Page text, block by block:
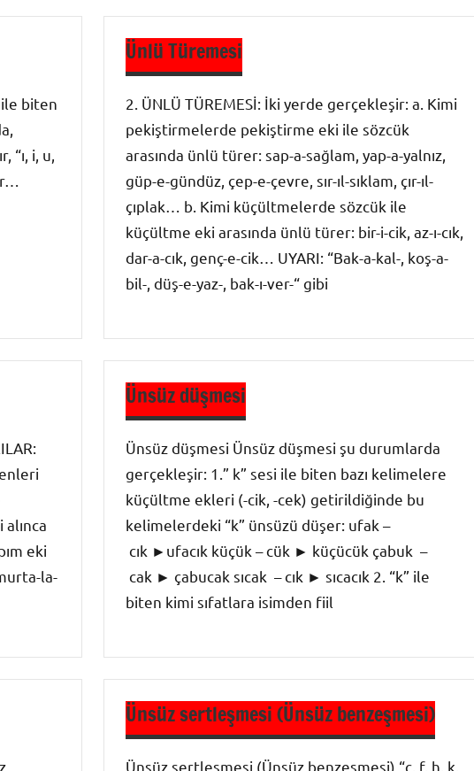
Türkçenin
Ses
Özellikleri
ile biten
i, u,
Ünlü Türemesi
2. ÜNLÜ TÜREMESİ: İki yerde gerçekleşir: a. Kimi
pekiştirmelerde pekiştirme eki ile sözcük
arasında ünlü türer: sap-a-sağlam, yap-a-yalnız,
güp-e-gündüz, çep-e-çevre, sır-ıl-sıklam, çır-ıl-
çıplak… b. Kimi küçültmelerde sözcük ile
küçültme eki arasında ünlü türer: bir-i-cik, az-ı-cık,
dar-a-cık, genç-e-cik… UYARI: “Bak-a-kal-, koş-a-
bil-, düş-e-yaz-, bak-ı-ver-“ gibi
Türkçenin
Ses
Özellikleri
eki
la-
Ünsüz düşmesi
Ünsüz düşmesi Ünsüz düşmesi şu durumlarda
gerçekleşir: 1.” k” sesi ile biten bazı kelimelere
küçültme ekleri (-cik, -cek) getirildiğinde bu
kelimelerdeki “k” ünsüzü düşer: ufak –
cık ►ufacık küçük – cük ► küçücük çabuk –
cak ► çabucak sıcak – cık ► sıcacık 2. “k” ile
biten kimi sıfatlara isimden fiil
Anlatım
Ünsüz sertleşmesi (Ünsüz benzeşmesi)
Ünsüz sertleşmesi (Ünsüz benzeşmesi) “ç, f, h, k,